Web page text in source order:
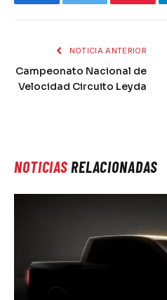
NOTICIA ANTERIOR
Campeonato Nacional de
Velocidad Circuito Leyda
NOTICIASRELACIONADAS